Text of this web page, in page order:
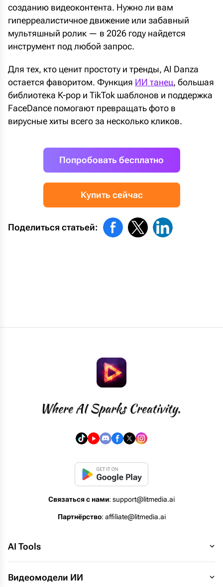
созданию видеоконтента. Нужно ли вам
гиперреалистичное движение или забавный
мультяшный ролик — в 2026 году найдется
инструмент под любой запрос.
Для тех, кто ценит простоту и тренды, AI Danza
остается фаворитом. Функция ИИ танец, большая
библиотека K-pop и TikTok шаблонов и поддержка
FaceDance помогают превращать фото в
вирусные хиты всего за несколько кликов.
Попробовать бесплатно
Купить сейчас
Поделиться статьей:
Связаться с нами: support@litmedia.ai
Партнёрство: affiliate@litmedia.ai
AI Tools
Видеомодели ИИ